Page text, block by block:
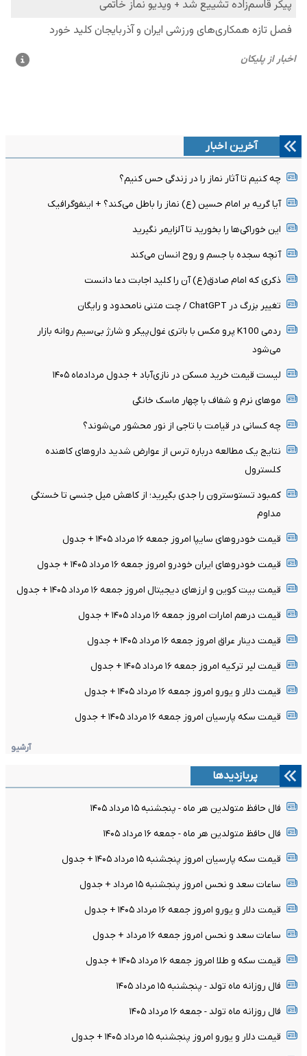
آخرین اخبار
چه کنیم تا آثار نماز را در زندگی حس کنیم؟
آیا گریه بر امام حسین (ع) نماز را باطل می‌کند؟ + اینفوگرافیک
این خوراکی‌ها را بخورید تا آلزایمر نگیرید
آنچه سجده با جسم و روح انسان می‌کند
ذکری که امام صادق(ع) آن را کلید اجابت دعا دانست
تغییر بزرگ در ChatGPT / چت متنی نامحدود و رایگان
ردمی K100 پرو مکس با باتری غول‌پیکر و شارژ بی‌سیم روانه بازار
می‌شود
لیست قیمت خرید مسکن در نازی‌آباد + جدول مردادماه ۱۴۰۵
موهای نرم و شفاف با چهار ماسک خانگی
چه کسانی در قیامت با تاجی از نور محشور می‌شوند؟
نتایج یک مطالعه درباره ترس از عوارض شدید داروهای کاهنده
کلسترول
کمبود تستوسترون را جدی بگیرید؛ از کاهش میل جنسی تا خستگی
مداوم
قیمت خودرو‌های سایپا امروز جمعه ۱۶ مرداد ۱۴۰۵ + جدول
قیمت خودرو‌های ایران خودرو امروز جمعه ۱۶ مرداد ۱۴۰۵ + جدول
قیمت بیت کوین و ارز‌های دیجیتال امروز جمعه ۱۶ مرداد ۱۴۰۵ + جدول
قیمت درهم امارات امروز جمعه ۱۶ مرداد ۱۴۰۵ + جدول
قیمت دینار عراق امروز جمعه ۱۶ مرداد ۱۴۰۵ + جدول
قیمت لیر ترکیه امروز جمعه ۱۶ مرداد ۱۴۰۵ + جدول
قیمت دلار و یورو امروز جمعه ۱۶ مرداد ۱۴۰۵ + جدول
قیمت سکه پارسیان امروز جمعه ۱۶ مرداد ۱۴۰۵ + جدول
آرشیو
پربازدیدها
فال حافظ متولدین هر ماه - پنجشنبه ۱۵ مرداد ۱۴۰۵
فال حافظ متولدین هر ماه - جمعه ۱۶ مرداد ۱۴۰۵
قیمت سکه پارسیان امروز پنجشنبه ۱۵ مرداد ۱۴۰۵ + جدول
ساعات سعد و نحس امروز پنجشنبه ۱۵ مرداد + جدول
قیمت دلار و یورو امروز جمعه ۱۶ مرداد ۱۴۰۵ + جدول
ساعات سعد و نحس امروز جمعه ۱۶ مرداد + جدول
قیمت سکه و طلا امروز جمعه ۱۶ مرداد ۱۴۰۵ + جدول
فال روزانه ماه تولد - پنجشنبه ۱۵ مرداد ۱۴۰۵
فال روزانه ماه تولد - جمعه ۱۶ مرداد ۱۴۰۵
قیمت دلار و یورو امروز پنجشنبه ۱۵ مرداد ۱۴۰۵ + جدول